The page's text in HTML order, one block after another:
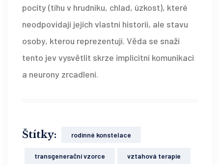
pocity (tíhu v hrudníku, chlad, úzkost), které
neodpovídají jejich vlastní historii, ale stavu
osoby, kterou reprezentují. Věda se snaží
tento jev vysvětlit skrze implicitní komunikaci
a neurony zrcadlení.
Štítky: rodinné konstelace
transgenerační vzorce vztahová terapie